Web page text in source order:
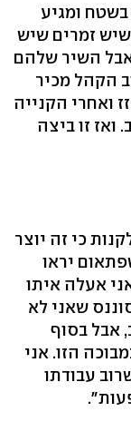
ומגיע
זמרים שיש
השיר שלהם
הקהל מכיר
ואחרי הקנייה
ואז זו ביצה
כי זה יוצר
יראו
אעלה איתו
שאני לא
אבל בסוף
הזו. אני
עבודתו